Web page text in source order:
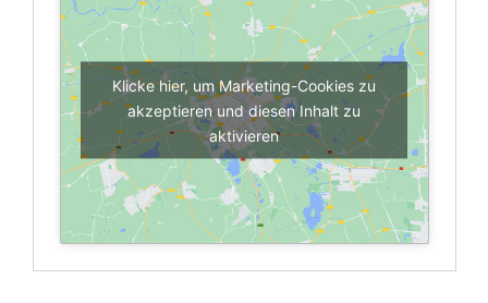
SUP
Grundkurs
After
Work
Tour
Klicke hier, um Marketing-Cookies zu
akzeptieren und diesen Inhalt zu
aktivieren